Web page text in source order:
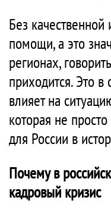
Без
помощи, а это
регионах,
приходится. Это
влияет на
которая не
для России в
Почему в
кадровый кризис